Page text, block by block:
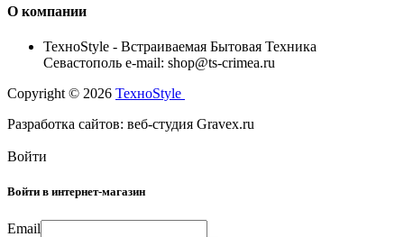
О компании
TexноStyle - Встраиваемая Бытовая Техника
Севастополь e-mail: shop@ts-crimea.ru
Copyright © 2026 TexноStyle
Разработка сайтов: веб-студия Gravex.ru
Войти
Войти в интернет-магазин
Email